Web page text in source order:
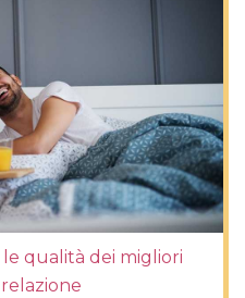
qualità dei migliori